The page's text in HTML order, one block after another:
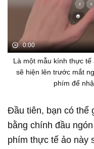
0:00
Là một mẫu kính thực
sẽ hiện lên trước mắt
phím để
Đầu tiên, bạn có thể
bằng chính đầu
phím thực tế ảo này